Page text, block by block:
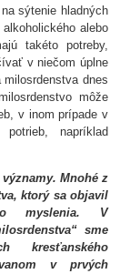
sýtenie hladných
alebo
takéto potreby,
v niečom úplne
dnes
môže
v inom prípade v
potrieb, napríklad
Mnohé z
ktorý sa objavil
myslenia. V
sme
kresťanského
v prvých